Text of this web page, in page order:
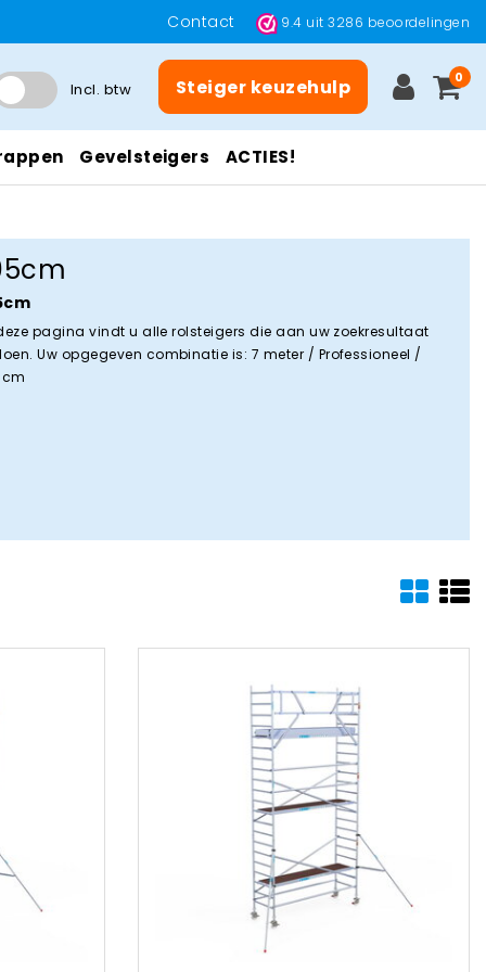
Contact 9.4 uit3286 beoordelingen
Incl. btw Steiger keuzehulp 0
Gevelsteigers ACTIES!
pagina vindt u alle rolsteigers die aan uw zoekresultaat
Uw opgegeven combinatie is: 7 meter / Professioneel /